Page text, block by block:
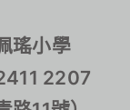
瑤小學
2207